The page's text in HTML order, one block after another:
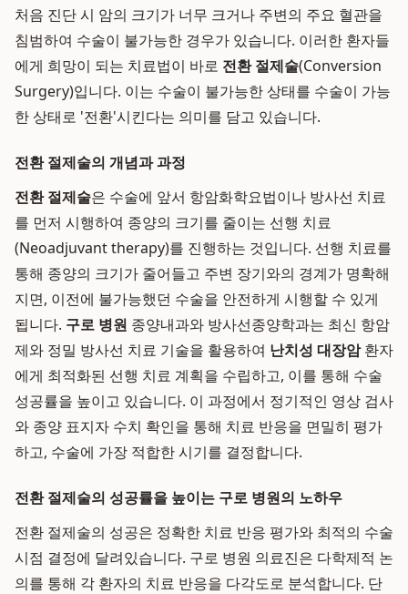
처음 진단 시 암의 크기가 너무 크거나 주변의 주요 혈관을
침범하여 수술이 불가능한 경우가 있습니다. 이러한 환자들
에게 희망이 되는 치료법이 바로 전환 절제술(Conversion
Surgery)입니다. 이는 수술이 불가능한 상태를 수술이 가능
한 상태로 '전환'시킨다는 의미를 담고 있습니다.
전환 절제술의 개념과 과정
전환 절제술은 수술에 앞서 항암화학요법이나 방사선 치료
를 먼저 시행하여 종양의 크기를 줄이는 선행 치료
(Neoadjuvant therapy)를 진행하는 것입니다. 선행 치료를
통해 종양의 크기가 줄어들고 주변 장기와의 경계가 명확해
지면, 이전에 불가능했던 수술을 안전하게 시행할 수 있게
됩니다. 구로 병원 종양내과와 방사선종양학과는 최신 항암
제와 정밀 방사선 치료 기술을 활용하여 난치성 대장암환자
에게 최적화된 선행 치료 계획을 수립하고, 이를 통해 수술
성공률을 높이고 있습니다. 이 과정에서 정기적인 영상 검사
와 종양 표지자 수치 확인을 통해 치료 반응을 면밀히 평가
하고, 수술에 가장 적합한 시기를 결정합니다.
전환 절제술의 성공률을 높이는 구로 병원의 노하우
전환 절제술의 성공은 정확한 치료 반응 평가와 최적의 수술
시점 결정에 달려있습니다. 구로 병원 의료진은 다학제적 논
의를 통해 각 환자의 치료 반응을 다각도로 분석합니다. 단